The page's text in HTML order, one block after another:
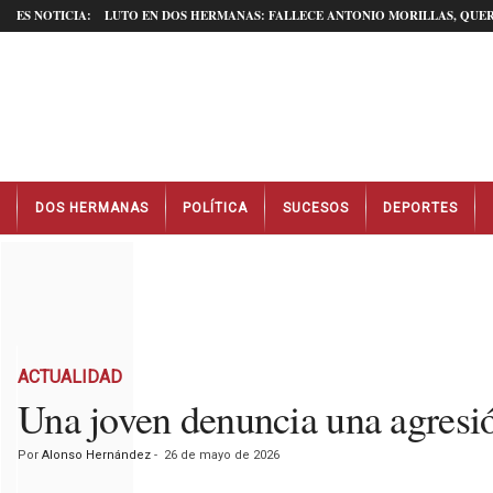
ES NOTICIA: LUTO EN DOS HERMANAS: FALLECE ANTONIO MORILLAS,
t
DOS HERMANAS POLÍTICA SUCESOS DEPORTES
ACTUALIDAD
Una joven denuncia una
Por Alonso Hernández - 26 de mayo de 2026